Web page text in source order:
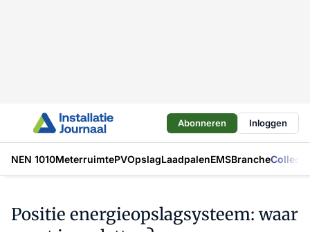
Abonneren Inloggen
NEN 1010MeterruimtePVOpslagLaadpalenEMSBranche
Positie energieopslagsysteem: waar